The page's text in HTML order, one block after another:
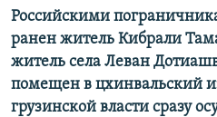
Российскими
ранен житель Кибрали
житель села Леван
помещен в цхинвальский
грузинской власти сразу